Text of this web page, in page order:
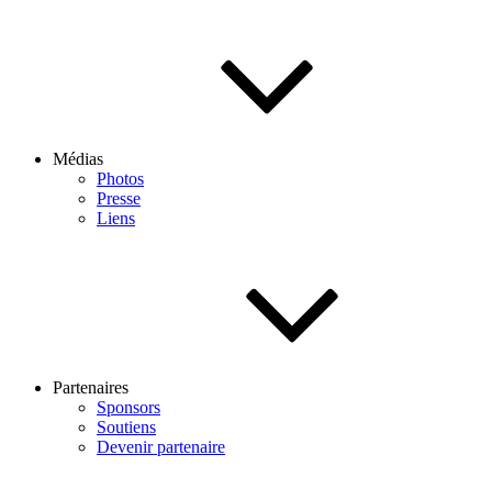
Médias
Photos
Presse
Liens
Partenaires
Sponsors
Soutiens
Devenir partenaire